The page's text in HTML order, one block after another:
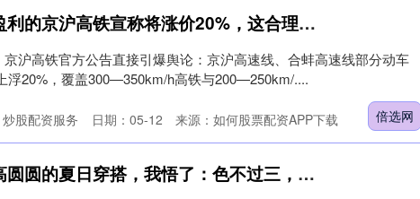
倍选网 一直盈利的京沪高铁宣称将涨价20%，这合理吗？赔本的高铁咋办？
京沪高铁官方公告直接引爆舆论：京沪高速线、合蚌高速线部分动车
浮20%，覆盖300—350km/h高铁与200—250km/....
倍选网
日期：05-12 来源：如何股票配资APP下载
炒股配资服务
升利配 看了高圆圆的夏日穿搭，我悟了：色不过三，款式简约，才更时髦